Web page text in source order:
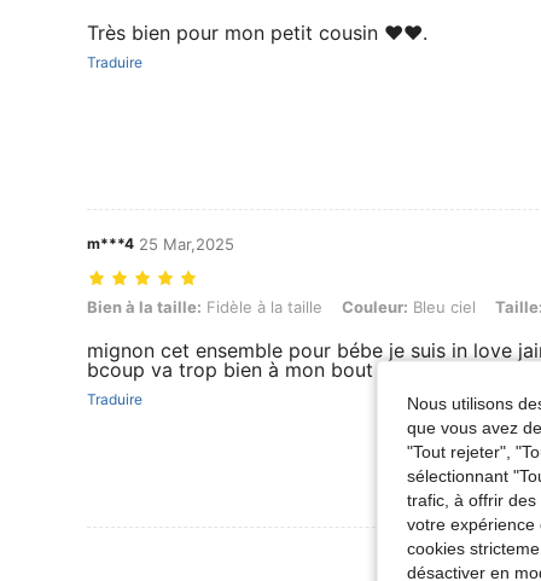
Très bien pour mon petit cousin ❤️❤️.
Traduire
m***4 25 Mar,2025
Bien à la taille: Fidèle à la taille, Couleur: Bleu ciel, Taille: 12-18M
Bien à la taille: Fidèle à la taille Couleur: Bleu ciel
mignon cet ensemble pour bébe je suis in love
bcoup va trop bien à mon bout de choux
Traduire
Voir Plus
Nous utilisons
que vous avez
"Tout rejeter",
sélectionnant
trafic, à offrir
votre expérience
cookies
désactiver en